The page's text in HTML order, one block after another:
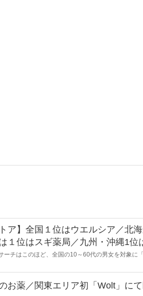
ア】全国１位はウエルシア／北
１位はスギ薬局／九州・沖縄1位
ーチはこのほど、全国の10～60代の男女を対象に
ェーン店のドラッグストア1位は「ウエルシア」
お薬／関東エリア初「Wolt」に